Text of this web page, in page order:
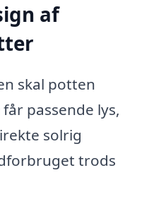
af
skal potten
passende lys,
solrig
trods